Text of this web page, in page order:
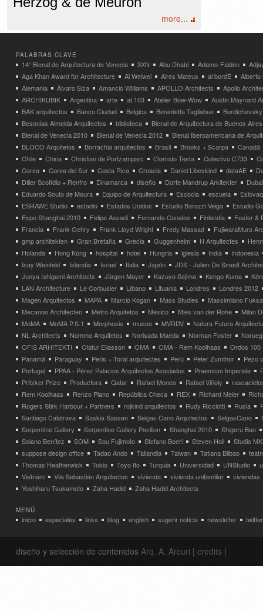
more...
PALABRAS CLAVE
14° Bienal de Arquitectura de Venecia 3XN Abu Dhabi Adamo-Faiden
Aga Khan Award for Architecture
Ai Weiwei Aires Mateus al bordE
Alberto
Alemania
Álvaro Siza Amancio Williams APOLLO Architects
Apollo
ARCHIKUBIK
Argentina arte at.103 Atelier Bow-Wow
Austin Maynard
BAK arquitectos
Banco Ciudad Belgica Benedetta Tagliabue
Besonias Almeida Arquitectos
biblioteca
Bienal de Arquitectura de Buenos Aires
Bienal de Venecia 2010
Bienal de Venecia 2012
Bienal Iberoamericana de
BLOCO Arquitetos
Borrachia arquitectos Brasil Brooks + Scarpa
Canadá
Chile
China Christian de Portzamparc Clorindo Testa Colectivo C733
Corea
Corea del Sur Costa Rica Croacia Daniel Libeskind dataAE
Diller Scofidio + Renfro
Dinamarca diseño Dorte Mandrup Arkitekter
Dubai
Eduardo Souto de Moura
Equipo de Arquitectura Escocia escuela
ESRAWE Studio
estadio Estados Unidos Estudio Barozzi Veiga
Estudio
Expo Shanghai 2010
Felipe Assadi Fernanda Canales Finlandia
Foster &
Francia
Frank Gehry Frank Lloyd Wright Fredy Massad
FujiwaraMuro
gmp architekten
Gran Bretaña Grecia Guggenheim H Arquitectes
Holanda
Hong Kong hospital hotel Hungria iglesia India
Indonesia
Isay Weinfeld
Islandia Israel Italia Japón
JDS - Julien De Smedt
Junya Ishigami Architects
Jürgen Mayer Kazuyo Sejima Kengo Kuma
LAN Architecture
Le Corbusier Líbano Lituania Londres
Londres 2012
Magén Arquitectos
MAPA Marcio Kogan Mass Studies
Massimilano
Mecanoo Architecten
Metro Arquitetos Mexico Mies van der Rohe
Milan
MoMA
MoMA P.S.1 Morphosis museo MVRDV
Natura Futura
NL Architects
Nommo Arquitetos Norisada Maeda Norman Foster
OFIS ARHITEKTI
Olafur Eliasson OMA OMA - Rem Koolhaas
Ordos 100
Panamá
Paraguay Peris + Toral arquitectes Perú Peter Zumthor
Pezo
Portugal
PPAA - Pérez Palacios Arquitectos Asociados Praemium Imperiale
Pritzker Prize
Productora Qatar Rafael Moneo Rafael Viñoly
Rem Koolhaas
Renzo Piano República Checa REX Richard Meier
Rogers Stirk Harbour + Partners
rojkind arquitectos Rudy Ricciotti Rusia
Santiago Calatrava
Saskia Sassen Selgas Cano Arquitectos SelgasCano
Serpentine Gallery
Serpentine Gallery Pavilion Shanghai 2010
Shigeru Ban
Solano Benítez
SOM Sou Fujimoto Stefano Boeri Steven Holl
Studio
suppose design office
Tadao Ando Tailandia Taiwan Tatiana Bilbao
Thomas Heatherwick
Tokio Toyo Ito Turquia Universidad UNStudio
Vietnam
Vila Sebastián Arquitectos vivienda vivienda unifamiliar
viviendas
Yoshiharu Tsukamoto
Zaha Hadid Zaha Hadid Architects
MENÚ
inicio especiales links blog english sugerir noticia newsletter twitter
diseño y selección de contenidos Arq. A. Arcuri | credits |